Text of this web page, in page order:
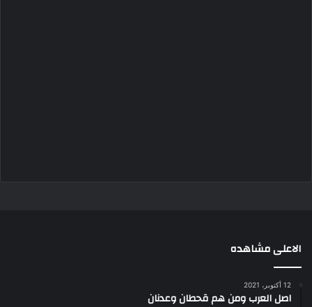
الاعلى مشاهده
12 أكتوبر، 2021
اصل العرب ومن هم قحطان وعدنان